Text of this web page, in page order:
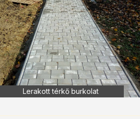
Lerakott térkő burkolat